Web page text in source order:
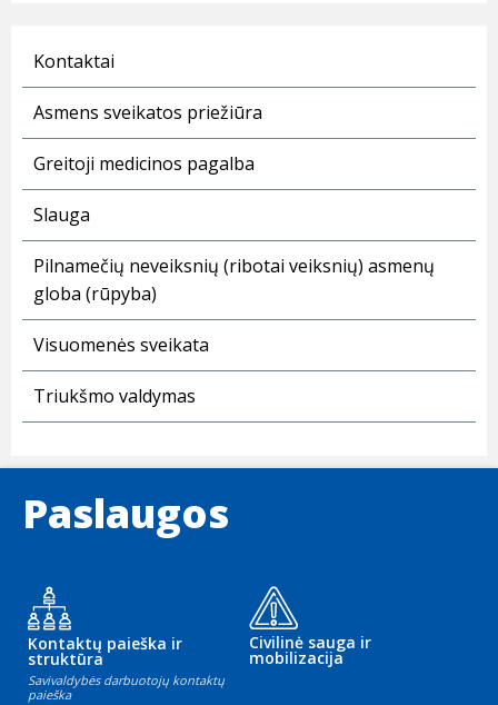
Kontaktai
Asmens sveikatos priežiūra
Greitoji medicinos pagalba
Slauga
Pilnamečių neveiksnių (ribotai veiksnių) asmenų
globa (rūpyba)
Visuomenės sveikata
Triukšmo valdymas
Paslaugos
Kontaktų paieška ir
struktūra
Savivaldybės darbuotojų kontaktų
paieška
Civilinė sauga ir
mobilizacija